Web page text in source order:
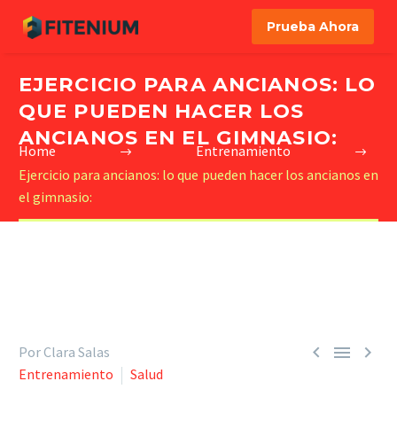
Prueba Ahora
EJERCICIO PARA ANCIANOS: LO
QUE PUEDEN HACER LOS
ANCIANOS EN EL GIMNASIO:
Home
Entrenamiento
Ejercicio para ancianos: lo que pueden hacer los ancianos en
el gimnasio:
  
Por Clara Salas
Entrenamiento
Salud